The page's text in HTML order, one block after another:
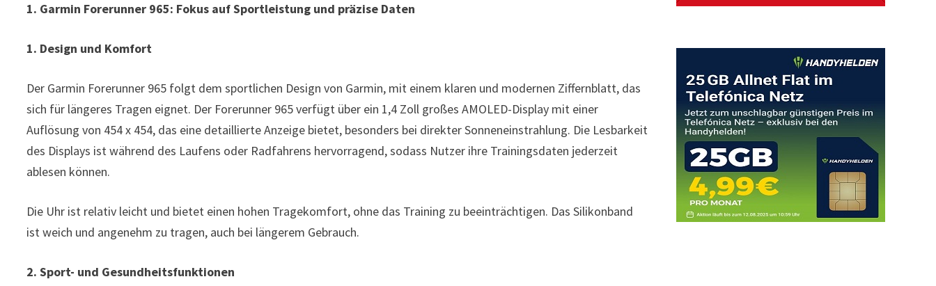
1. Garmin Forerunner 965: Fokus auf Sportleistung und präzise Daten
1. Design und Komfort
Der Garmin Forerunner 965 folgt dem sportlichen Design von Garmin, mit einem klaren und modernen Ziffernblatt, das
sich für längeres Tragen eignet. Der Forerunner 965 verfügt über ein 1,4 Zoll großes AMOLED-Display mit einer
Auflösung von 454 x 454, das eine detaillierte Anzeige bietet, besonders bei direkter Sonneneinstrahlung. Die Lesbarkeit
des Displays ist während des Laufens oder Radfahrens hervorragend, sodass Nutzer ihre Trainingsdaten jederzeit
ablesen können.
Die Uhr ist relativ leicht und bietet einen hohen Tragekomfort, ohne das Training zu beeinträchtigen. Das Silikonband
ist weich und angenehm zu tragen, auch bei längerem Gebrauch.
2. Sport- und Gesundheitsfunktionen